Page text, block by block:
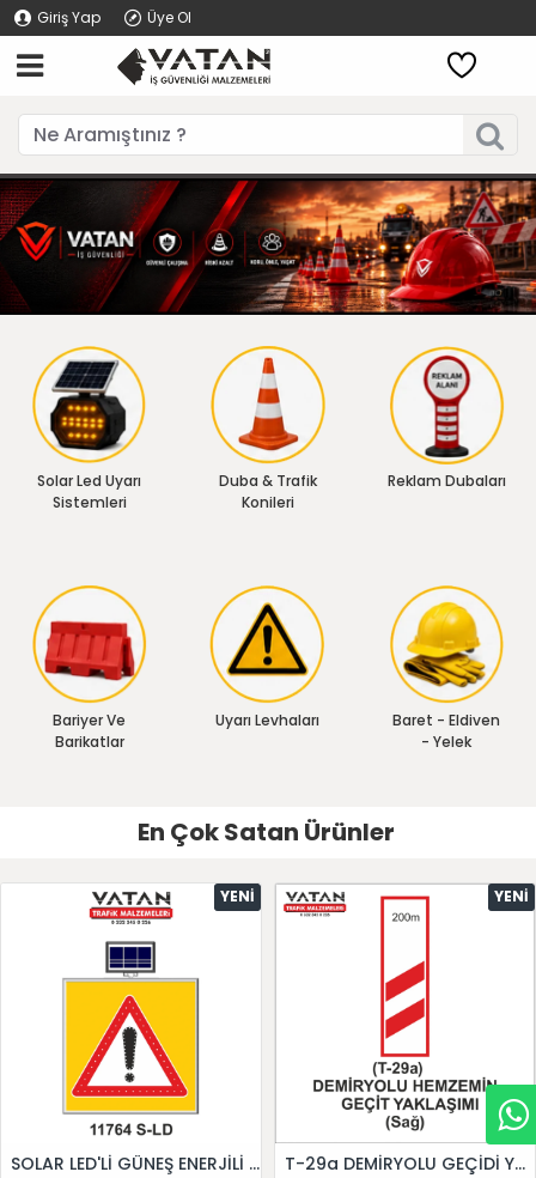
Giriş Yap Üye Ol
Solar Led Uyarı
Sistemleri
Duba & Trafik
Konileri
Reklam Dubaları
Bariyer Ve
Barikatlar
Uyarı Levhaları
Baret - Eldiven
- Yelek
En Çok Satan Ürünler
YENI
SOLAR LED'Lİ GÜNEŞ ENERJİLİ LEVHA
YENI
T-29a DEMİRYOLU GEÇİDİ YAKLAŞIM LEVHALARI (Sağ)